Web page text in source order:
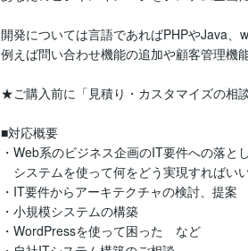
開発については言語であればPHPやJava、
例えば問い合わせ機能の追加や顧客管理機
★ご購入前に「見積り・カスタマイズの相
■対応概要
・Web系のビジネス企画のIT要件への落と
システムを使って何をどう実現すればい
・IT要件からアーキテクチャの検討、提案
・小規模システムの構築
・WordPressを使って困った　など